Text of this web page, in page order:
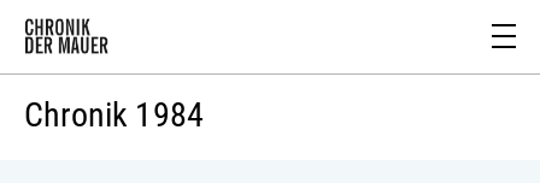
Chronik 1984